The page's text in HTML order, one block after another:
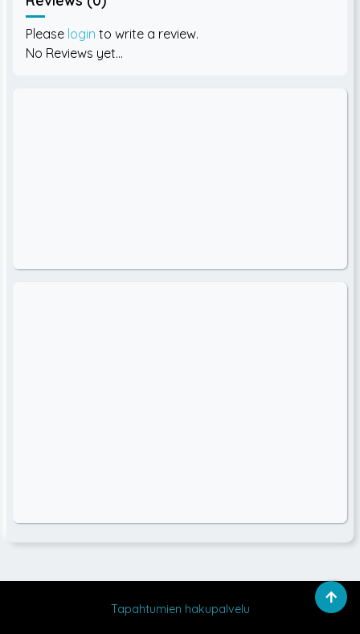
Please login to write a review.
No Reviews yet...
Tapahtumien hakupalvelu